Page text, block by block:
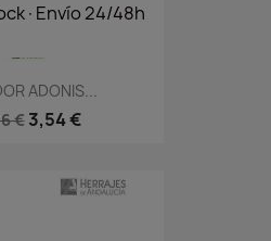
24/48h
ADONIS...
€ 3,54 €